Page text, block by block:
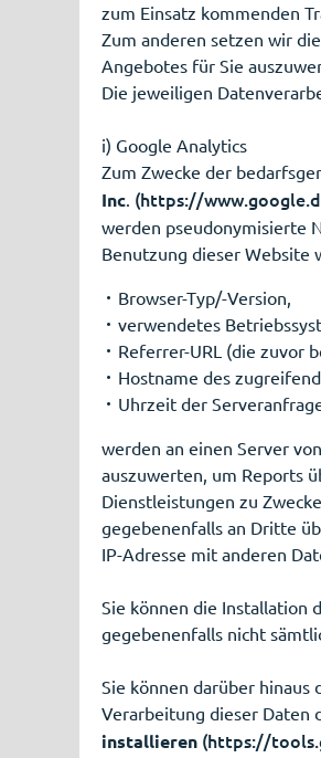
zum Einsatz kommenden
Zum anderen setzen wir
Angebotes für Sie
Die jeweiligen
i) Google Analytics
Zum Zwecke der
Inc. (https://
werden pseudonymisierte
Benutzung dieser Website
Browser-Typ/-Version,
verwendetes
Referrer-URL (die zuvor
Hostname des
Uhrzeit der
werden an einen Server
auszuwerten, um Reports
Dienstleistungen zu
gegebenenfalls an Dritte
IP-Adresse mit anderen
Sie können die Installation
gegebenenfalls nicht
Sie können darüber hinaus
Verarbeitung dieser Daten
installieren (https://